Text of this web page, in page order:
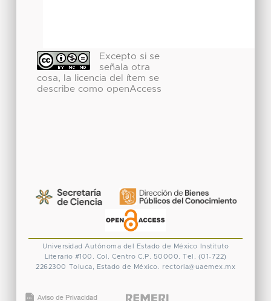
Excepto si se
señala otra
cosa, la licencia del ítem se
describe como openAccess
Universidad Autónoma del Estado de México
Instituto
Literario #100. Col. Centro C.P. 50000. Tel. (01-722)
2262300 Toluca, Estado de México. rectoria@uaemex.mx